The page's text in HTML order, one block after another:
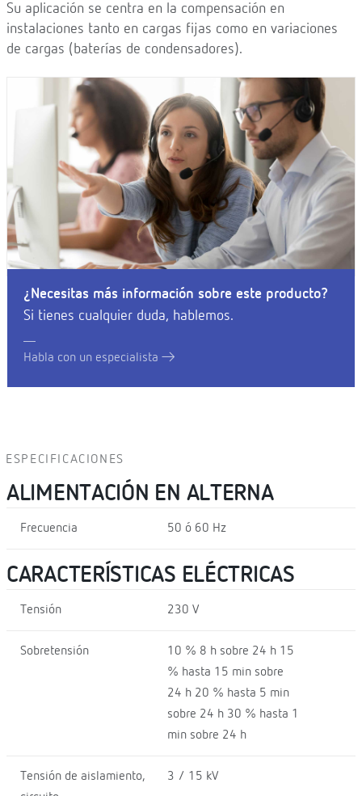
Su aplicación se centra en la compensación en
instalaciones tanto en cargas fijas como en variaciones
de cargas (baterías de condensadores).
¿Necesitas más información sobre este producto?
Si tienes cualquier duda, hablemos.
Habla con un especialista
ESPECIFICACIONES
ALIMENTACIÓN EN ALTERNA
Frecuencia 50 ó 60 Hz
CARACTERÍSTICAS ELÉCTRICAS
Tensión 230 V
Sobretensión
10 % 8 h sobre 24 h 15
% hasta 15 min sobre
24 h 20 % hasta 5 min
sobre 24 h 30 % hasta 1
min sobre 24 h
Tensión de aislamiento,
3 / 15 kV